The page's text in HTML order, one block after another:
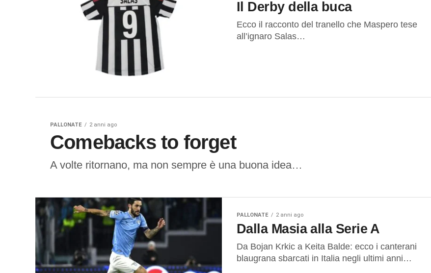
Il Derby della buca
Ecco il racconto del tranello che Maspero tese
all’ignaro Salas…
PALLONATE 2 anni ago
Comebacks to forget
A volte ritornano, ma non sempre è una buona idea…
PALLONATE 2 anni ago
Dalla Masia alla Serie A
Da Bojan Krkic a Keita Balde: ecco i canterani
blaugrana sbarcati in Italia negli ultimi anni…